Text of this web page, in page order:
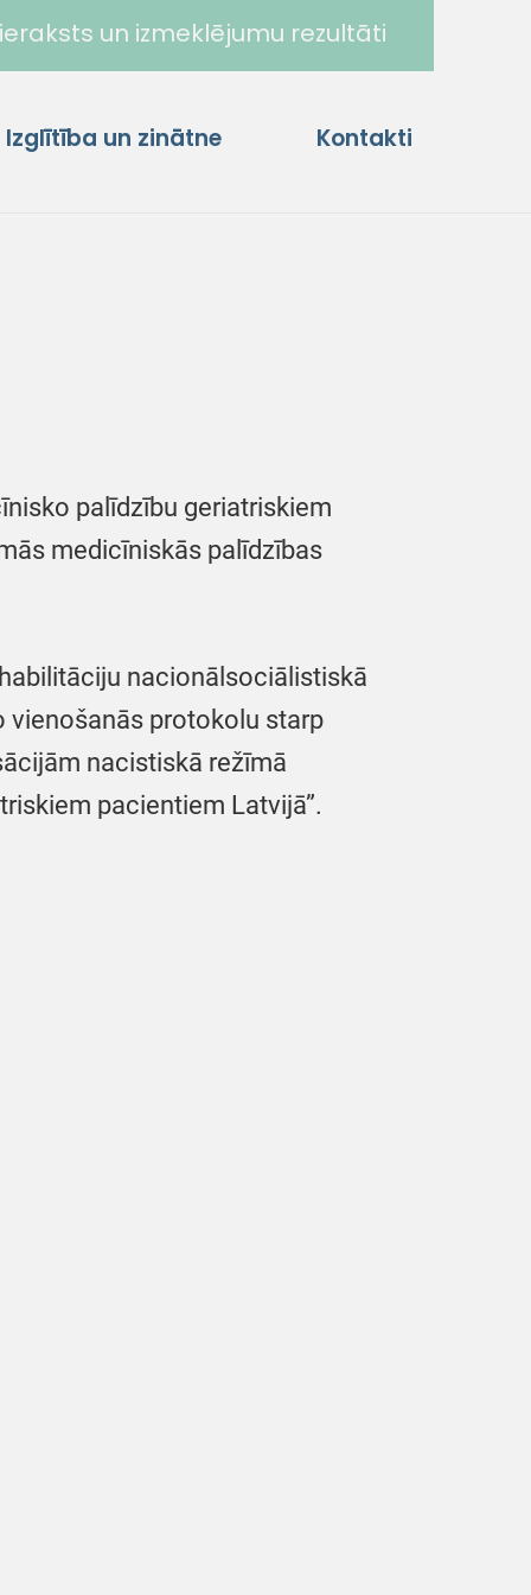
un izmeklējumu rezultāti
Izglītība un zinātne Kontakti
palīdzību geriatriskiem
medicīniskās palīdzības
nacionālsociālistiskā
vienošanās protokolu starp
nacistiskā režīmā
pacientiem Latvijā”.